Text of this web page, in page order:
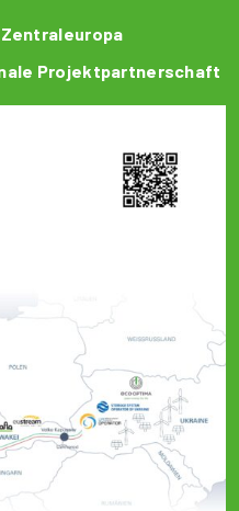
Projektpartnerschaft